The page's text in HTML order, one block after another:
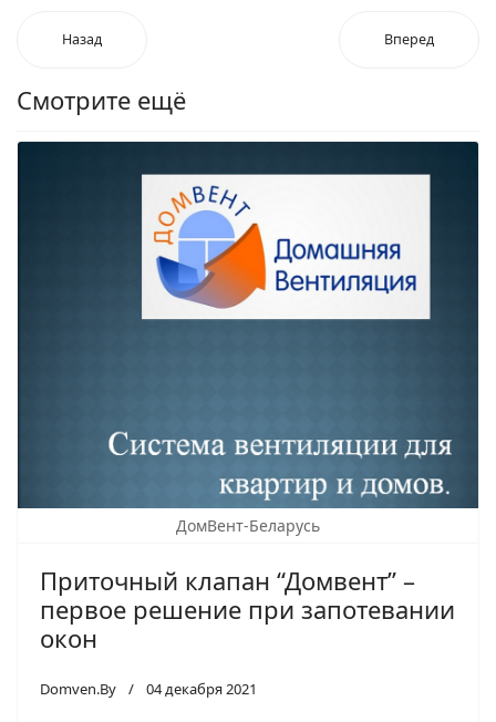
Назад Вперед
Смотрите ещё
ДомВент-Беларусь
Приточный клапан “Домвент” –
первое решение при запотевании
окон
Domven.By 04 декабря 2021